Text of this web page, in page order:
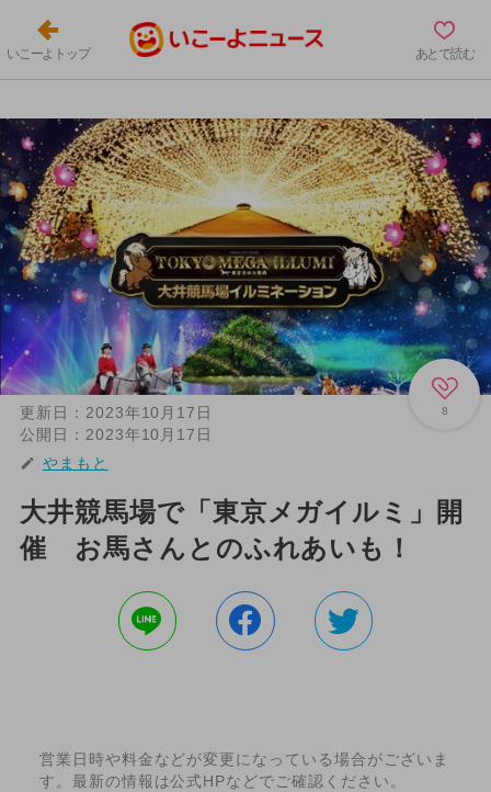
いこーよトップ あとで読む
8
更新日： 2023年10月17日
公開日： 2023年10月17日
やまもと
大井競馬場で「東京メガイルミ」開
催 お馬さんとのふれあいも！
営業日時や料金などが変更になっている場合がございま
す。最新の情報は公式HPなどでご確認ください。